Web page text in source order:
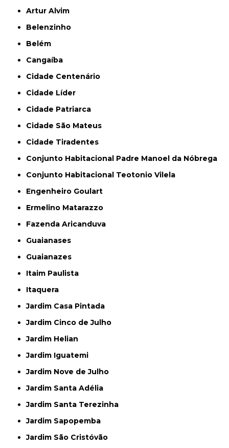
Artur Alvim
Belenzinho
Belém
Cangaíba
Cidade Centenário
Cidade Líder
Cidade Patriarca
Cidade São Mateus
Cidade Tiradentes
Conjunto Habitacional Padre Manoel da Nóbrega
Conjunto Habitacional Teotonio Vilela
Engenheiro Goulart
Ermelino Matarazzo
Fazenda Aricanduva
Guaianases
Guaianazes
Itaim Paulista
Itaquera
Jardim Casa Pintada
Jardim Cinco de Julho
Jardim Helian
Jardim Iguatemi
Jardim Nove de Julho
Jardim Santa Adélia
Jardim Santa Terezinha
Jardim Sapopemba
Jardim São Cristóvão